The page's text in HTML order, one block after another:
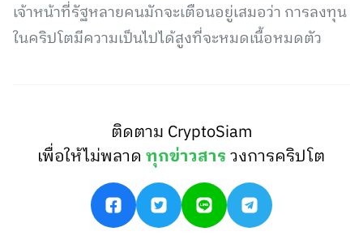
เจ้าหน้าที่รัฐหลายคนมักจะเตือนอยู่เสมอว่า การลงทุน
ในคริปโตมีความเป็นไปได้สูงที่จะหมดเนื้อหมดตัว
ติดตาม CryptoSiam
เพื่อให้ไม่พลาดทุกข่าวสารวงการคริปโต